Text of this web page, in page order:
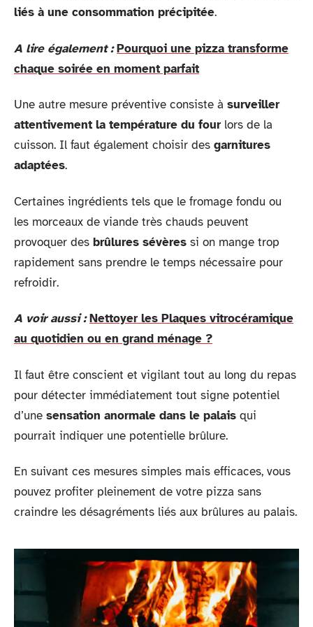
liés à une consommation précipitée.
A lire également : Pourquoi une pizza transforme
chaque soirée en moment parfait
Une autre mesure préventive consiste à surveiller
attentivement la température du four lors de la
cuisson. Il faut également choisir des garnitures
adaptées.
Certaines ingrédients tels que le fromage fondu ou
les morceaux de viande très chauds peuvent
provoquer des brûlures sévères si on mange trop
rapidement sans prendre le temps nécessaire pour
refroidir.
A voir aussi : Nettoyer les Plaques vitrocéramique
au quotidien ou en grand ménage ?
Il faut être conscient et vigilant tout au long du repas
pour détecter immédiatement tout signe potentiel
d’une sensation anormale dans le palais qui
pourrait indiquer une potentielle brûlure.
En suivant ces mesures simples mais efficaces, vous
pouvez profiter pleinement de votre pizza sans
craindre les désagréments liés aux brûlures au palais.